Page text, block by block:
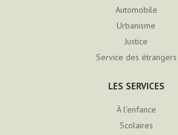
Automobile
Urbanisme
Justice
Service des étrangers
LES SERVICES
À l’enfance
Scolaires